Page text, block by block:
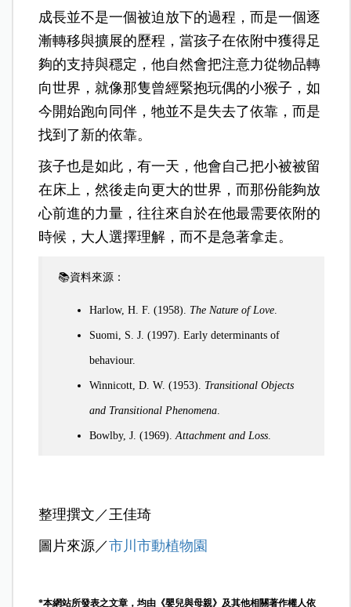
成長並不是一個被迫放下的過程，而是一個逐
漸轉移與擴展的歷程，當孩子在依附中獲得足
夠的支持與穩定，他自然會把注意力從物品轉
向世界，就像那隻曾經緊抱玩偶的小猴子，如
今開始跑向同伴，牠並不是失去了依靠，而是
找到了新的依靠。
孩子也是如此，有一天，他會自己把小被被留
在床上，然後走向更大的世界，而那份能夠放
心前進的力量，往往來自於在他最需要依附的
時候，大人選擇理解，而不是急著拿走。
📚資料來源：
Harlow, H. F. (1958). The Nature of Love
Suomi, S. J. (1997). Early determinants of
behaviour.
Winnicott, D. W. (1953). Transitional Objects
and Transitional Phenomena
Bowlby, J. (1969).Attachment and Loss
整理撰文／王佳琦
圖片來源／市川市動植物園
*本網站所發表之文章，均由《嬰兒與母親》及其他相關著作權人依